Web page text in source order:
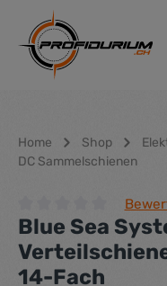
Zum Hauptinhalt
Home Shop
DC Sammelschienen
Durchschnittliche
Blue Sea
14-Fach